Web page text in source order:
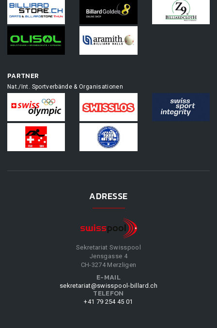
PARTNER
Nat./Int. Sportverbände & Organisationen
ADRESSE
Sekretariat Swisspool
Jensgasse 4
CH-3274 Merzligen
E-MAIL
sekretariat@swisspool-billard.ch
TELEFON
+41 79 254 45 01